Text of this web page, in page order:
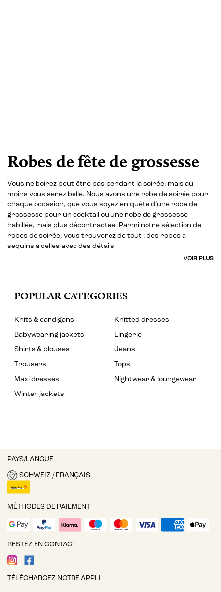
Robes de fête de grossesse
Vous ne boirez peut-être pas pendant la soirée, mais au
moins vous serez belle. Nous avons une robe de soirée pour
chaque occasion, que vous soyez en quête d’une robe de
grossesse pour un cocktail ou une robe de grossesse
habillée, mais plus décontractée. Parmi notre sélection de
robes de soirée, vous trouverez de tout : des robes à
sequins à celles avec des détails
VOIR PLUS
POPULAR CATEGORIES
Knits & cardigans
Knitted dresses
Babywearing jackets
Lingerie
Shirts & blouses
Jeans
Trousers
Tops
Maxi dresses
Nightwear & loungewear
Winter jackets
PAYS/LANGUE
SCHWEIZ / FRANÇAIS
MÉTHODES DE PAIEMENT
RESTEZ EN CONTACT
TÉLÉCHARGEZ NOTRE APPLI